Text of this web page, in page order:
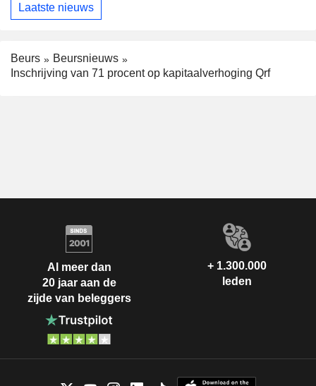
Laatste nieuws
Beurs
Beursnieuws
Inschrijving van 71 procent op kapitaalverhoging Qrf
Al meer dan
20 jaar aan de
zijde van beleggers
+ 1.300.000
leden